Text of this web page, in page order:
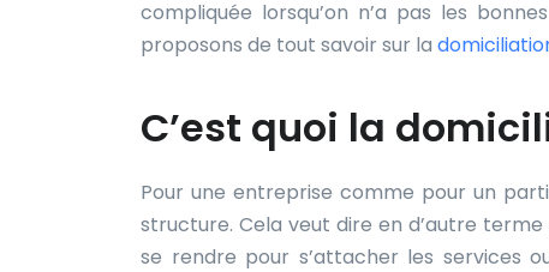
compliquée lorsqu’on n’a pas les
proposons de tout savoir sur la
C’est quoi la
Pour une entreprise comme pour un
structure. Cela veut dire en d’autre
se rendre pour s’attacher les services